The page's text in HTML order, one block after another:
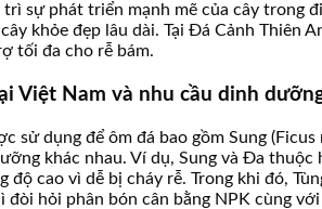
sự phát triển mạnh mẽ của cây trong
cây khỏe đẹp lâu dài. Tại Đá Cảnh
tối đa cho rễ bám.
Việt Nam và nhu cầu dinh
sử dụng để ôm đá bao gồm Sung
khác nhau. Ví dụ, Sung và Đa
cao vì dễ bị cháy rễ. Trong khi đó,
hỏi phân bón cân bằng NPK cùng